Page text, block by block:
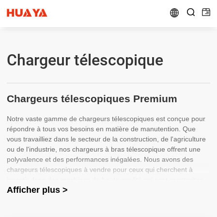
 
Chargeur télescopique
Chargeurs télescopiques Premium
Notre vaste gamme de chargeurs télescopiques est conçue pour
répondre à tous vos besoins en matière de manutention. Que
vous travailliez dans le secteur de la construction, de l'agriculture
ou de l'industrie, nos chargeurs à bras télescopique offrent une
polyvalence et des performances inégalées. Nous avons des
chargeurs télescopiques à vendre pour ceux qui cherchent à
pour durer. Notre sélection comprend des chargeurs
Afficher plus >